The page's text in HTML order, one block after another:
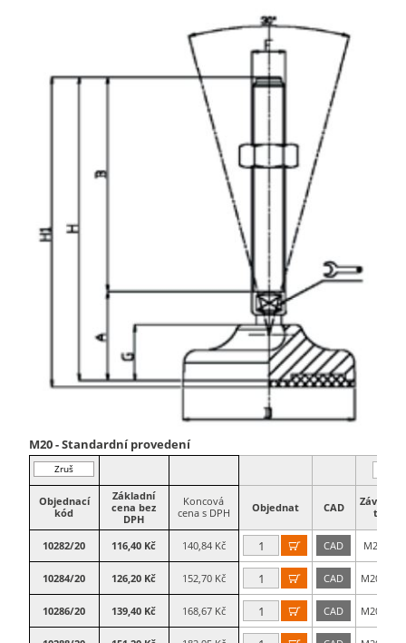
M20 - Standardní provedení
Zruš
filtr
Objednací
kód
Základní
cena bez
DPH
Koncová
cena s DPH
Objednat CAD
Závitová
tyč
10282/20 116,40 Kč 140,84 Kč  CAD M20×75
10284/20 126,20 Kč 152,70 Kč  CAD M20×100
10286/20 139,40 Kč 168,67 Kč  CAD M20×125